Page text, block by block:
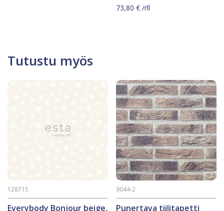
73,80€ /rll
Tutustu myös
Everybody Bonjour beige,
128715
Punertava tiilitapetti
9044-2